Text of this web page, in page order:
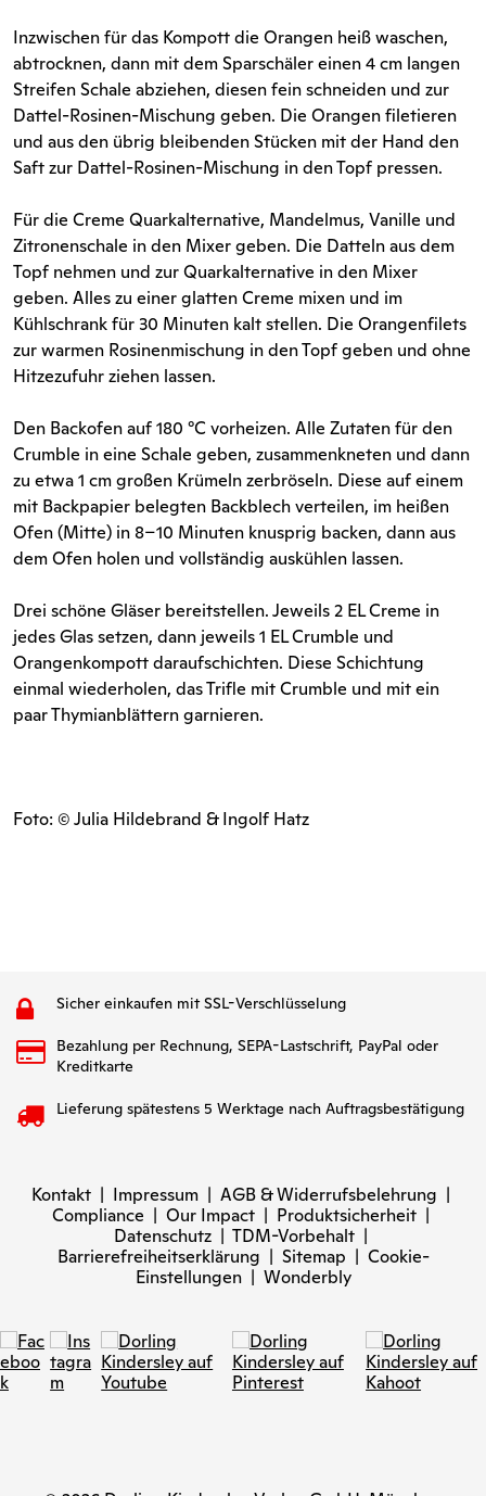
Inzwischen für das Kompott die Orangen heiß waschen,
abtrocknen, dann mit dem Sparschäler einen 4 cm langen
Streifen Schale abziehen, diesen fein schneiden und zur
Dattel-Rosinen-Mischung geben. Die Orangen filetieren
und aus den übrig bleibenden Stücken mit der Hand den
Saft zur Dattel-Rosinen-Mischung in den Topf pressen.
Für die Creme Quarkalternative, Mandelmus, Vanille und
Zitronenschale in den Mixer geben. Die Datteln aus dem
Topf nehmen und zur Quarkalternative in den Mixer
geben. Alles zu einer glatten Creme mixen und im
Kühlschrank für 30 Minuten kalt stellen. Die Orangenfilets
zur warmen Rosinenmischung in den Topf geben und ohne
Hitzezufuhr ziehen lassen.
Den Backofen auf 180 °C vorheizen. Alle Zutaten für den
Crumble in eine Schale geben, zusammenkneten und dann
zu etwa 1 cm großen Krümeln zerbröseln. Diese auf einem
mit Backpapier belegten Backblech verteilen, im heißen
Ofen (Mitte) in 8–10 Minuten knusprig backen, dann aus
dem Ofen holen und vollständig auskühlen lassen.
Drei schöne Gläser bereitstellen. Jeweils 2 EL Creme in
jedes Glas setzen, dann jeweils 1 EL Crumble und
Orangenkompott daraufschichten. Diese Schichtung
einmal wiederholen, das Trifle mit Crumble und mit ein
paar Thymianblättern garnieren.
Foto: © Julia Hildebrand & Ingolf Hatz
Sicher einkaufen mit SSL-Verschlüsselung
Bezahlung per Rechnung, SEPA-Lastschrift, PayPal oder
Kreditkarte
Lieferung spätestens 5 Werktage nach Auftragsbestätigung
Kontakt | Impressum | AGB & Widerrufsbelehrung |
Compliance | Our Impact | Produktsicherheit |
Datenschutz | TDM-Vorbehalt |
Barrierefreiheitserklärung | Sitemap | Cookie-
Einstellungen| Wonderbly